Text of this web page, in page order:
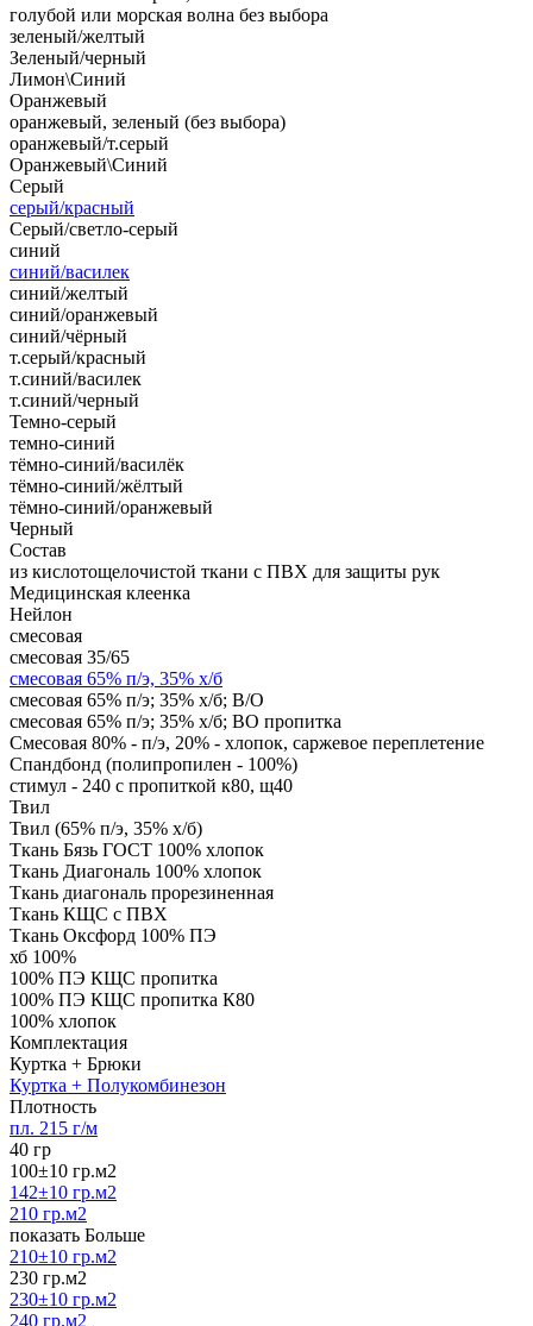
голубой или морская волна без выбора
зеленый/желтый
Зеленый/черный
Лимон\Синий
Оранжевый
оранжевый, зеленый (без выбора)
оранжевый/т.серый
Оранжевый\Синий
Серый
серый/красный
Серый/светло-серый
синий
синий/василек
синий/желтый
синий/оранжевый
синий/чёрный
т.серый/красный
т.синий/василек
т.синий/черный
Темно-серый
темно-синий
тёмно-синий/василёк
тёмно-синий/жёлтый
тёмно-синий/оранжевый
Черный
Состав
из кислотощелочистой ткани с ПВХ для защиты рук
Медицинская клеенка
Нейлон
смесовая
смесовая 35/65
смесовая 65% п/э, 35% х/б
смесовая 65% п/э; 35% х/б; В/О
смесовая 65% п/э; 35% х/б; ВО пропитка
Смесовая 80% - п/э, 20% - хлопок, саржевое переплетение
Спандбонд (полипропилен - 100%)
стимул - 240 с пропиткой к80, щ40
Твил
Твил (65% п/э, 35% х/б)
Ткань Бязь ГОСТ 100% хлопок
Ткань Диагональ 100% хлопок
Ткань диагональ прорезиненная
Ткань КЩС с ПВХ
Ткань Оксфорд 100% ПЭ
хб 100%
100% ПЭ КЩС пропитка
100% ПЭ КЩС пропитка К80
100% хлопок
Комплектация
Куртка + Брюки
Куртка + Полукомбинезон
Плотность
пл. 215 г/м
40 гр
100±10 гр.м2
142±10 гр.м2
210 гр.м2
показать Больше
210±10 гр.м2
230 гр.м2
230±10 гр.м2
240 гр.м2